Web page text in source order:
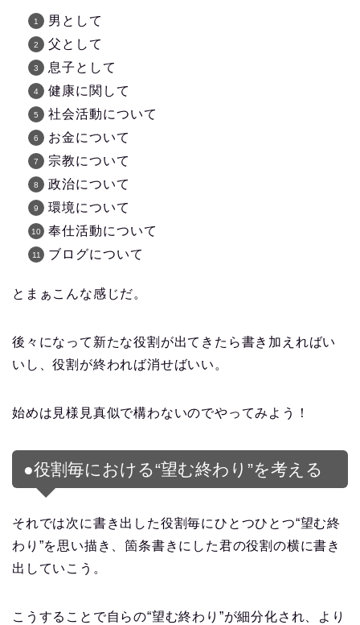
男として
父として
息子として
健康に関して
社会活動について
お金について
宗教について
政治について
環境について
奉仕活動について
ブログについて
とまぁこんな感じだ。
後々になって新たな役割が出てきたら書き加えればい
いし、役割が終われば消せばいい。
始めは見様見真似で構わないのでやってみよう！
●役割毎における“望む終わり”を考える
それでは次に書き出した役割毎にひとつひとつ“望む終
わり”を思い描き、箇条書きにした君の役割の横に書き
出していこう。
こうすることで自らの“望む終わり”が細分化され、より